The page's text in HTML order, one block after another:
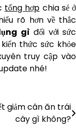
tổng hợp chia sẻ ở
rõ hơn về thắc
gì đối với sức
thức sức khỏe
truy cập vào
nhé!
giảm cân ăn trái
cây gì không?